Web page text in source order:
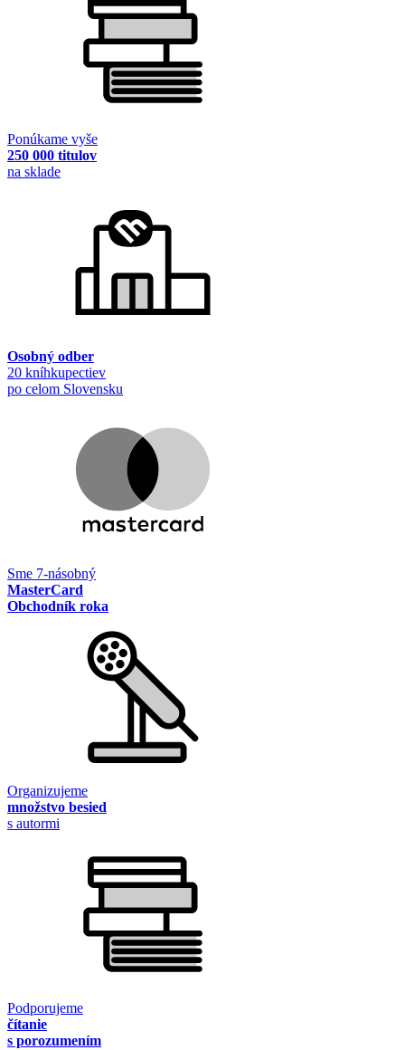
Ponúkame vyše
250 000 titulov
na sklade
Osobný odber
20 kníhkupectiev
po celom Slovensku
Sme 7-násobný
MasterCard
Obchodník roka
Organizujeme
množstvo besied
s autormi
Podporujeme
čítanie
s porozumením